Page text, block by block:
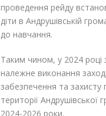
проведення рейду
діти в Андрушівській
до навчання.
Таким чином, у 2024 році
належне виконання
забезпечення та захисту
території Андрушівської
2024-2026 роки.